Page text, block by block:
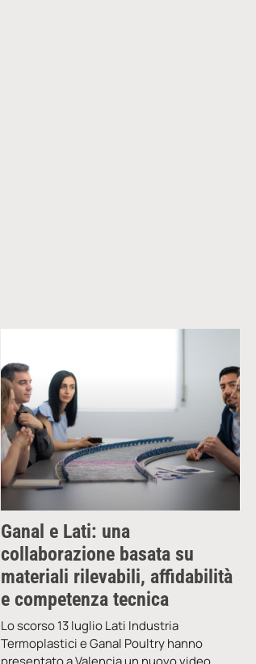
Ganal e Lati: una
collaborazione basata su
materiali rilevabili, affidabilità
e competenza tecnica
Lo scorso 13 luglio Lati Industria
Termoplastici e Ganal Poultry hanno